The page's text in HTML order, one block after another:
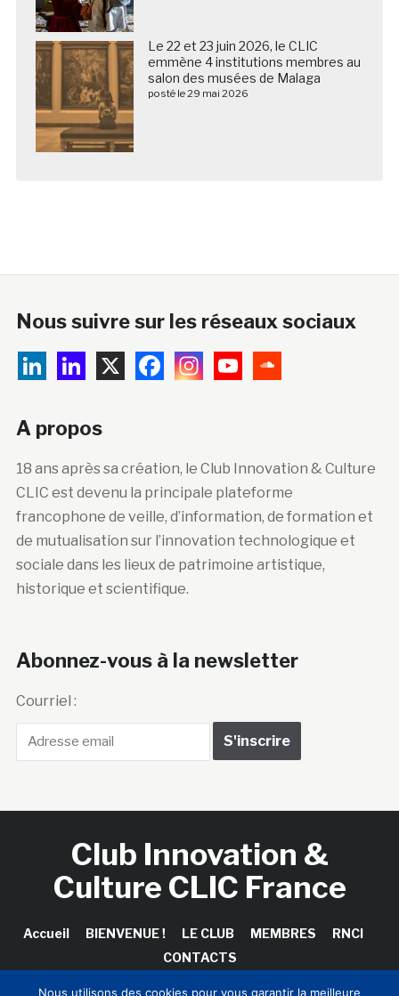
Le 22 et 23 juin 2026, le CLIC
emmène 4 institutions membres au
salon des musées de Malaga
posté le 29 mai 2026
Nous suivre sur les réseaux sociaux
A propos
18 ans après sa création, le Club Innovation & Culture
CLIC est devenu la principale plateforme
francophone de veille, d’information, de formation et
de mutualisation sur l’innovation technologique et
sociale dans les lieux de patrimoine artistique,
historique et scientifique.
Abonnez-vous à la newsletter
Courriel :
Club Innovation &
Culture CLIC France
Accueil BIENVENUE ! LE CLUB MEMBRES
RNCI
CONTACTS
Nous utilisons des cookies pour vous garantir la meilleure